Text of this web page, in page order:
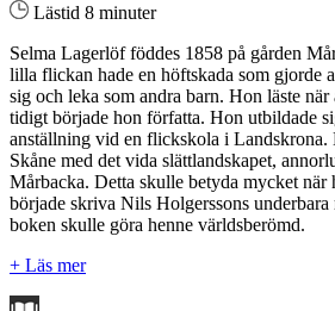
Lästid 8 minuter
Selma Lagerlöf föddes 1858 på gården
lilla flickan hade en höftskada som gjorde
sig och leka som andra barn. Hon läste
tidigt började hon författa. Hon utbildade
anställning vid en flickskola i Landskrona.
Skåne med det vida slättlandskapet,
Mårbacka. Detta skulle betyda mycket
började skriva Nils Holgerssons underbara
boken skulle göra henne världsberömd.
+ Läs mer